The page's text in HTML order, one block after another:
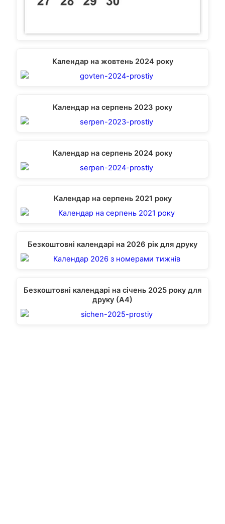
Календар на жовтень 2024 року
Календар на серпень 2023 року
Календар на серпень 2024 року
Календар на серпень 2021 року
Безкоштовні календарі на 2026 рік для друку
Безкоштовні календарі на січень 2025 року для
друку (А4)